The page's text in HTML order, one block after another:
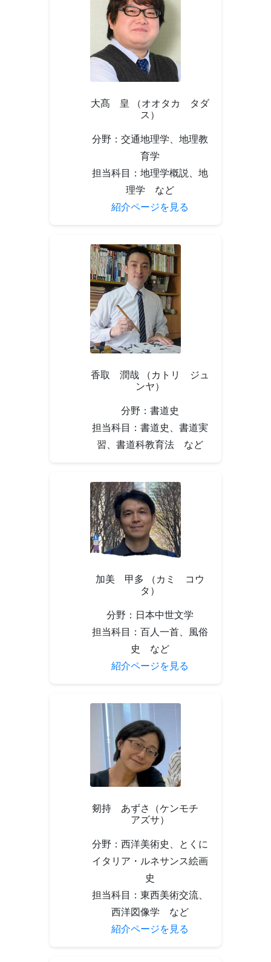
大髙 皇 （オオタカ タダ
ス）
分野：交通地理学、地理教
育学
担当科目：地理学概説、地
理学 など
紹介ページを見る
香取 潤哉 （カトリ ジュ
ンヤ）
分野：書道史
担当科目：書道史、書道実
習、書道科教育法 など
加美 甲多 （カミ コウ
タ）
分野：日本中世文学
担当科目：百人一首、風俗
史 など
紹介ページを見る
剱持 あずさ（ケンモチ
アズサ）
分野：西洋美術史、とくに
イタリア・ルネサンス絵画
史
担当科目：東西美術交流、
西洋図像学 など
紹介ページを見る